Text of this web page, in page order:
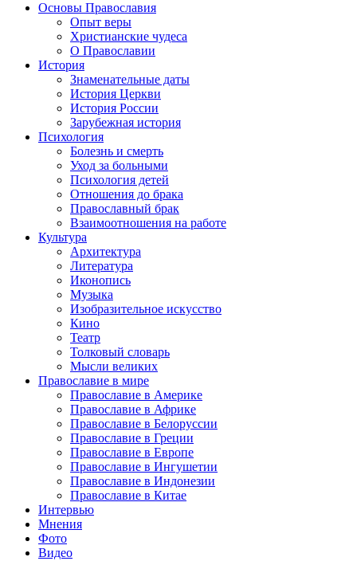
Основы Православия
Опыт веры
Христианские чудеса
О Православии
История
Знаменательные даты
История Церкви
История России
Зарубежная история
Психология
Болезнь и смерть
Уход за больными
Психология детей
Отношения до брака
Православный брак
Взаимоотношения на работе
Культура
Архитектура
Литература
Иконопись
Музыка
Изобразительное искусство
Кино
Театр
Толковый словарь
Мысли великих
Православие в мире
Православие в Америке
Православие в Африке
Православие в Белоруссии
Православие в Греции
Православие в Европе
Православие в Ингушетии
Православие в Индонезии
Православие в Китае
Интервью
Мнения
Фото
Видео